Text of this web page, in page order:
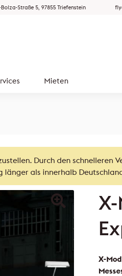
Straße 5, 97855 Triefenstein
Mieten
Durch den schnelleren
länger als innerhalb
X-